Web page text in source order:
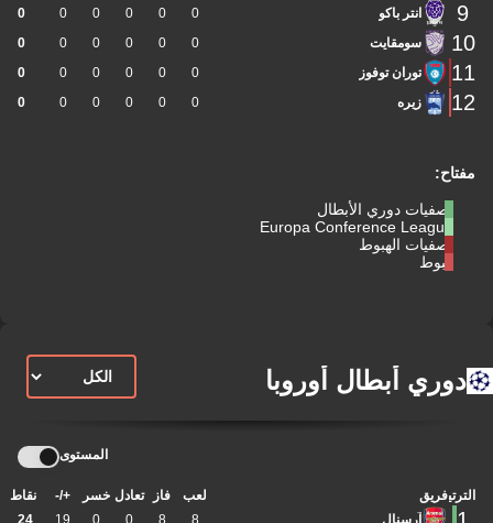
مفتاح:
تصفيات دوري الأبطال
Europa Conference League
تصفيات الهبوط
هبوط
9 انتر باكو 0
0
0
0
0
0
10 سومقايت 0
0
0
0
0
0
11 توران توفوز 0
0
0
0
0
0
12 زيره 0
0
0
0
0
0
دوري أبطال أوروبا
المستوى
الترتيبفريق لعب فاز تعادل خسر +/- نقاط
آرسنال 8
8
0
0
19
24